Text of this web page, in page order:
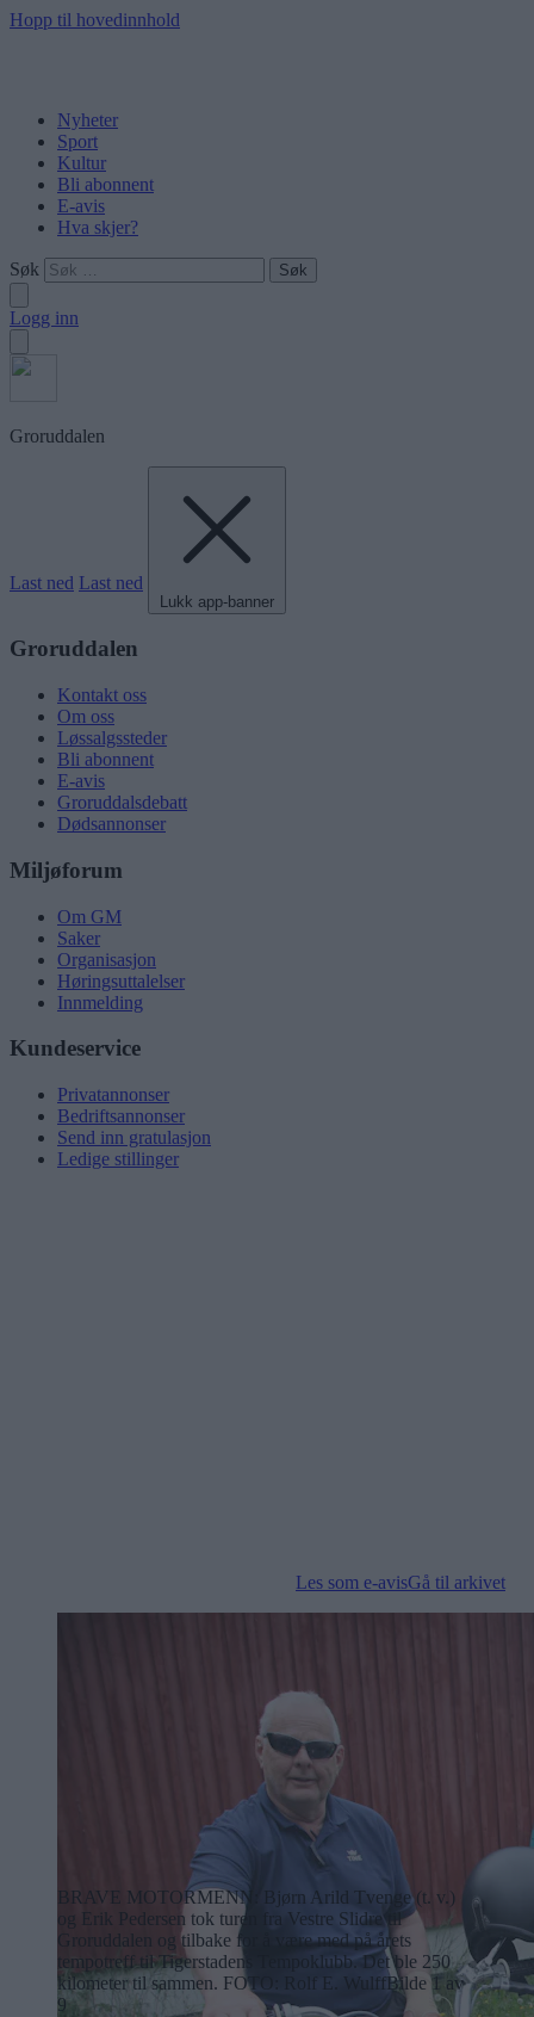
Hopp til hovedinnhold
Nyheter
Sport
Kultur
Bli abonnent
E-avis
Hva skjer?
Søk
Logg inn
Groruddalen
Last ned Last ned
Lukk app-banner
Groruddalen
Kontakt oss
Om oss
Løssalgssteder
Bli abonnent
E-avis
Groruddalsdebatt
Dødsannonser
Miljøforum
Om GM
Saker
Organisasjon
Høringsuttalelser
Innmelding
Kundeservice
Privatannonser
Bedriftsannonser
Send inn gratulasjon
Ledige stillinger
Les som e-avisGå til arkivet
BRAVE MOTORMENN: Bjørn Arild Tvenge (t. v.)
og Erik Pedersen tok turen fra Vestre Slidre til
Groruddalen og tilbake for å være med på årets
tempotreff til Tigerstadens Tempoklubb. Det ble 250
kilometer til sammen. FOTO: Rolf E. WulffBilde 1 av
9